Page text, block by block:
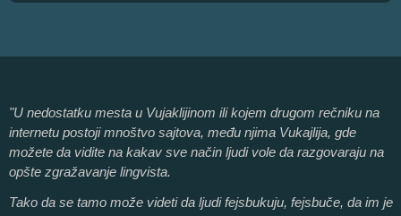
"U nedostatku mesta u Vujaklijinom ili kojem drugom rečniku na
internetu postoji mnoštvo sajtova, među njima Vukajlija, gde
možete da vidite na kakav sve način ljudi vole da razgovaraju na
opšte zgražavanje lingvista.
Tako da se tamo može videti da ljudi fejsbukuju, fejsbuče, da im je